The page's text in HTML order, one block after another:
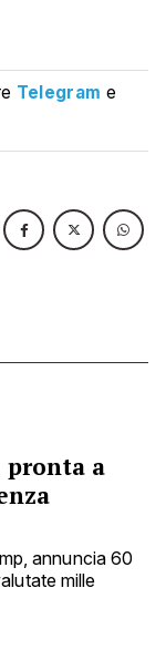
Telegram e
pronta a
annuncia 60
mille